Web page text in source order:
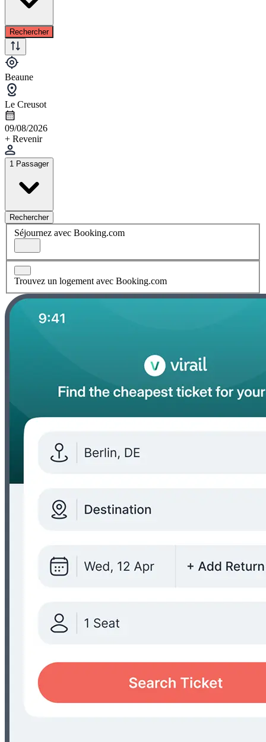
Rechercher
Beaune
Le Creusot
09/08/2026
+ Revenir
1 Passager
Rechercher
Séjournez avec Booking.com
Trouvez un logement avec Booking.com